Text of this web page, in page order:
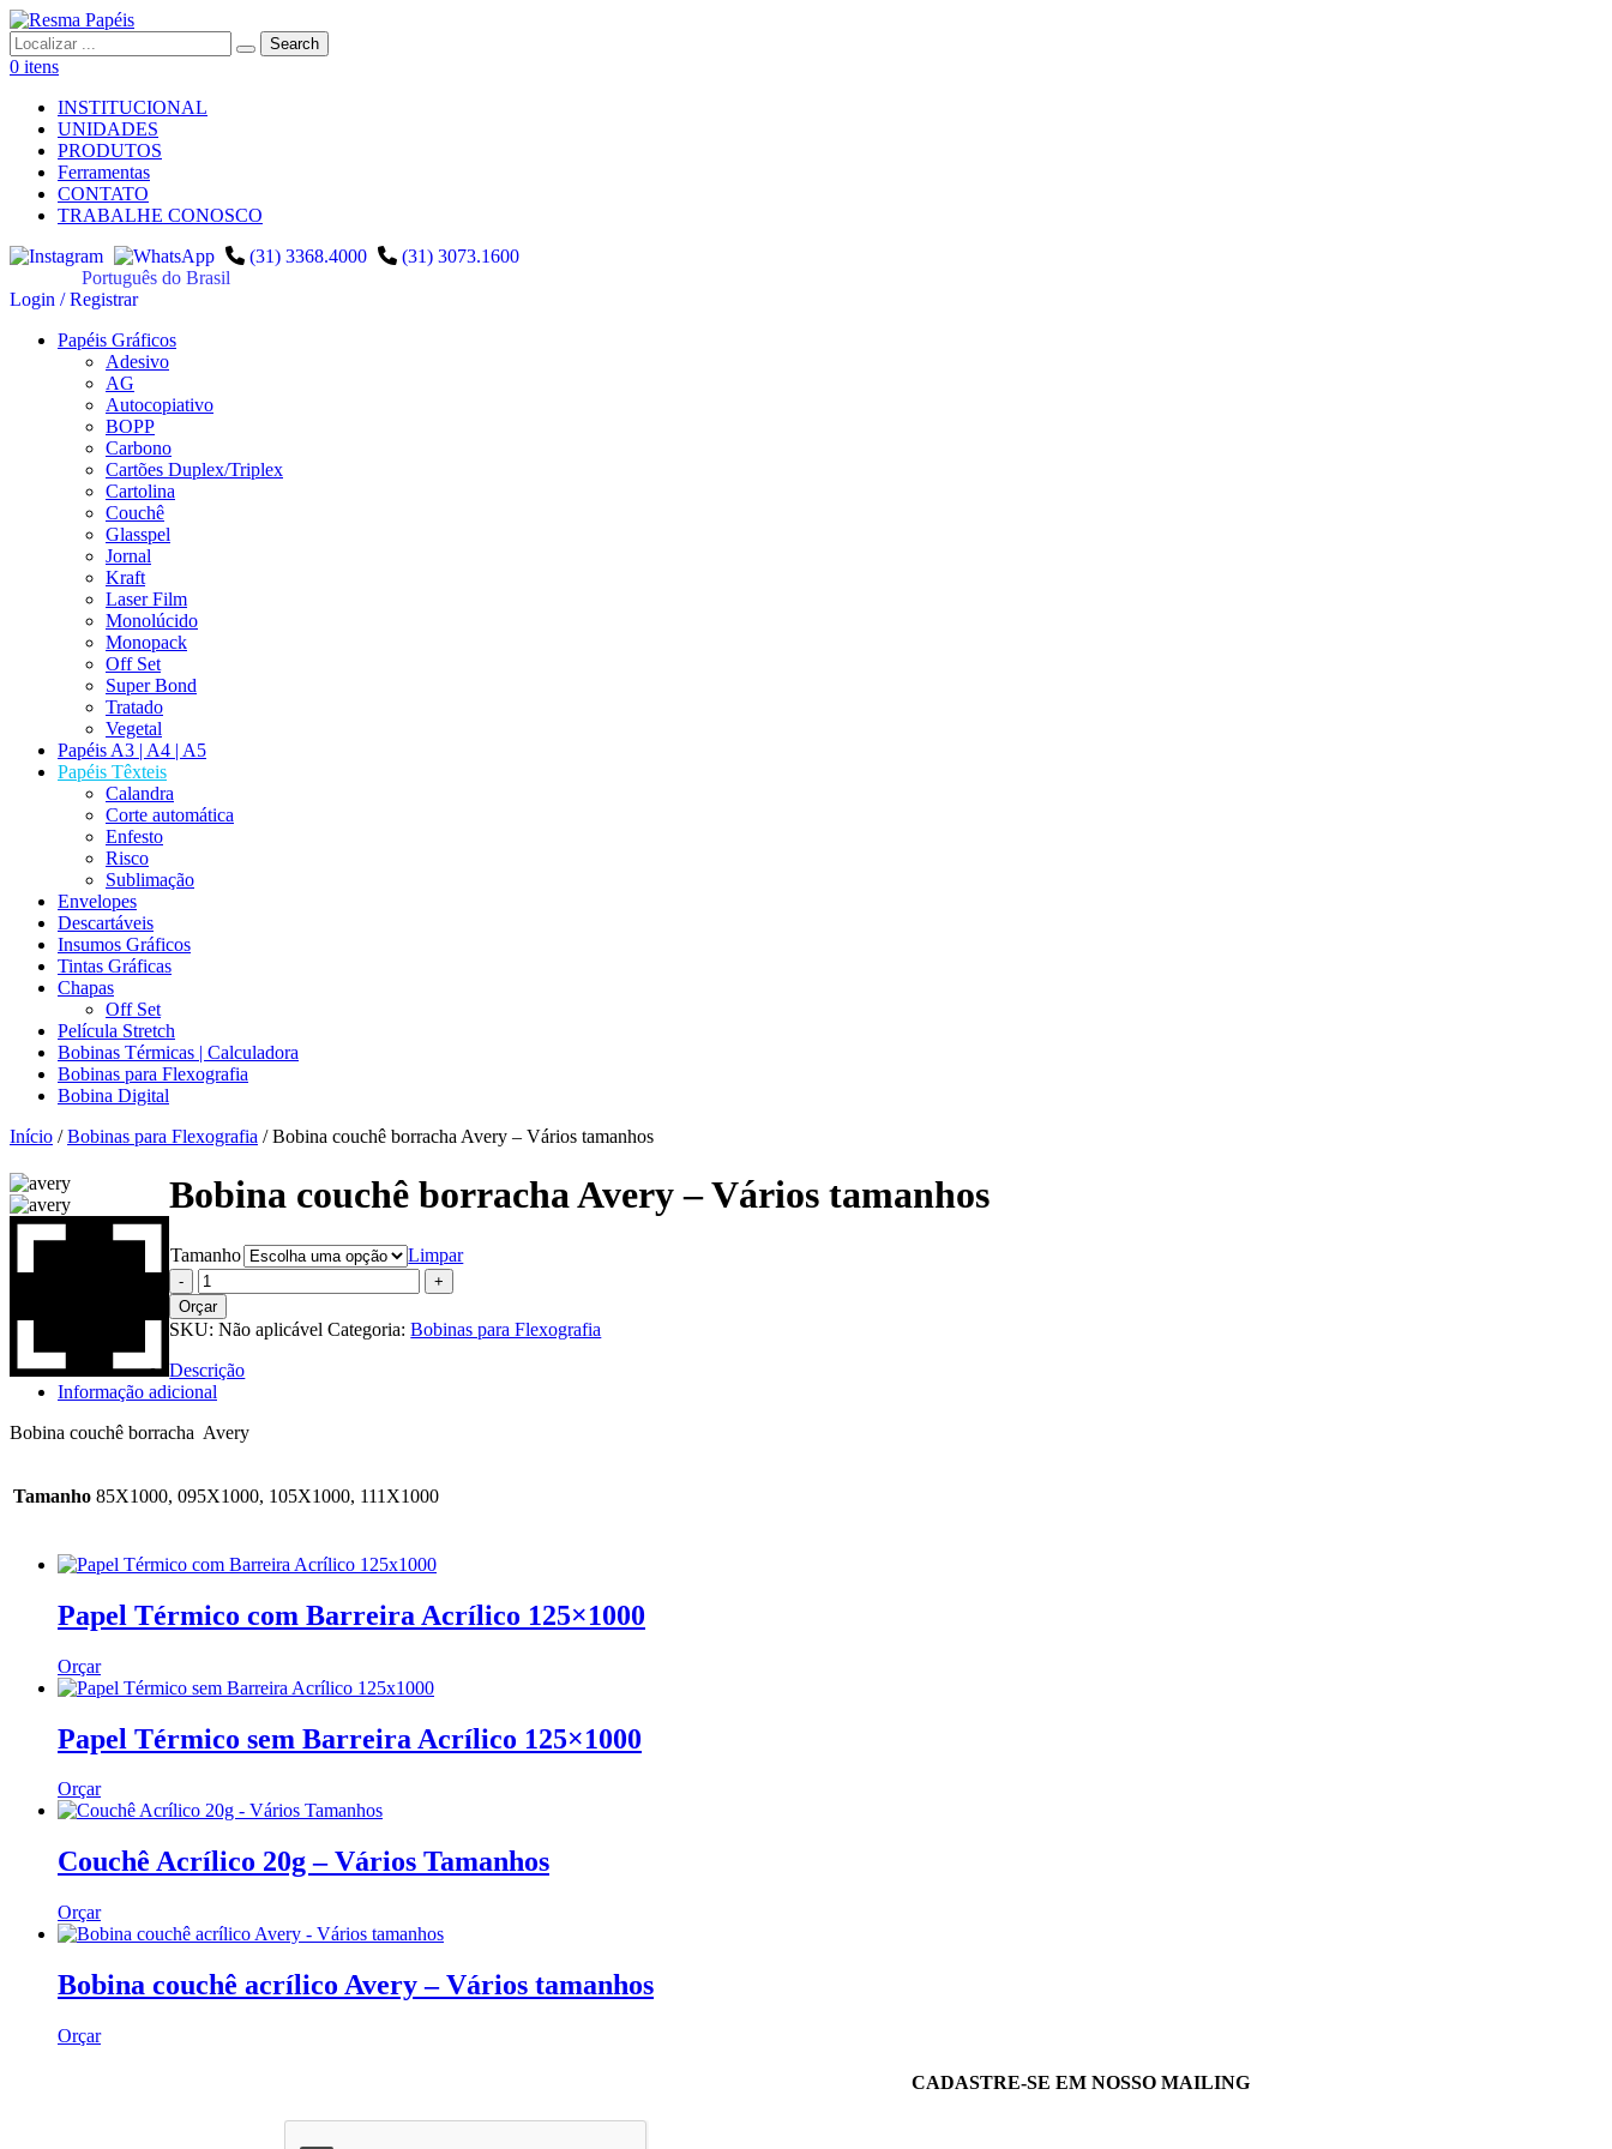
0 itens
INSTITUCIONAL
UNIDADES
PRODUTOS
Ferramentas
CONTATO
TRABALHE CONOSCO
(31) 3368.4000
(31) 3073.1600
Português do Brasil
Login / Registrar
Papéis Gráficos
Adesivo
AG
Autocopiativo
BOPP
Carbono
Cartões Duplex/Triplex
Cartolina
Couchê
Glasspel
Jornal
Kraft
Laser Film
Monolúcido
Monopack
Off Set
Super Bond
Tratado
Vegetal
Papéis A3 | A4 | A5
Papéis Têxteis
Calandra
Corte automática
Enfesto
Risco
Sublimação
Envelopes
Descartáveis
Insumos Gráficos
Tintas Gráficas
Chapas
Off Set
Película Stretch
Bobinas Térmicas | Calculadora
Bobinas para Flexografia
Bobina Digital
Início /Bobinas para Flexografia / Bobina couchê borracha Avery – Vários tamanhos
Bobina couchê borracha Avery – Vários tamanhos
Tamanho Limpar
Orçar
SKU:Não aplicável Categoria:Bobinas para Flexografia
Descrição
Informação adicional
Bobina couchê borracha Avery
Tamanho 85X1000, 095X1000, 105X1000, 111X1000
Papel Térmico com Barreira Acrílico 125×1000
Orçar
Papel Térmico sem Barreira Acrílico 125×1000
Orçar
Couchê Acrílico 20g – Vários Tamanhos
Orçar
Bobina couchê acrílico Avery – Vários tamanhos
Orçar
CADASTRE-SE EM NOSSO MAILING